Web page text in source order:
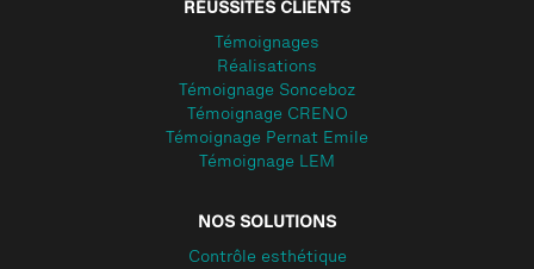
RÉUSSITES CLIENTS
Témoignages
Réalisations
Témoignage Sonceboz
Témoignage CRENO
Témoignage Pernat Emile
Témoignage LEM
NOS SOLUTIONS
Contrôle esthétique